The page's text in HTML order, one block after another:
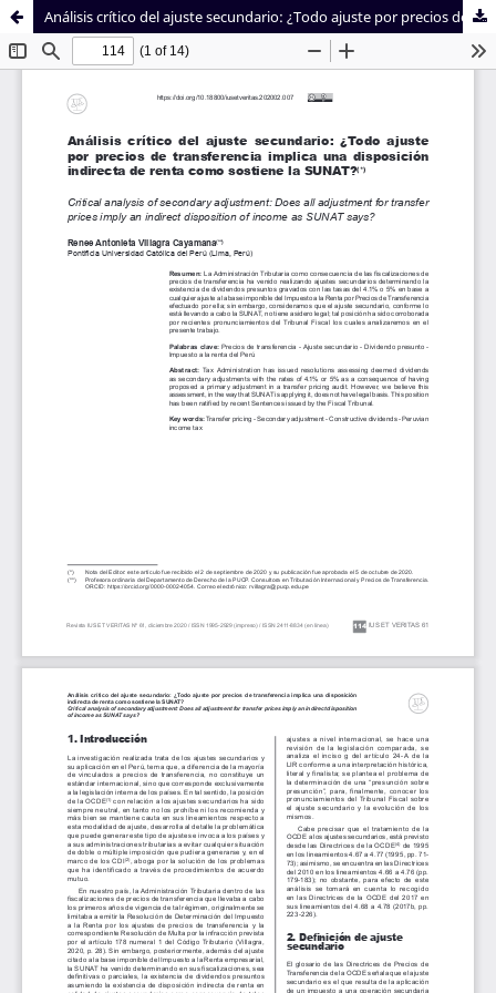
Sistema de
Bibliotecas
Facultad de
Derecho
Análisis crítico del ajuste secundario: ¿Todo ajuste por precios de transferencia implica una disposición indirecta de renta como sostiene la SUNAT?